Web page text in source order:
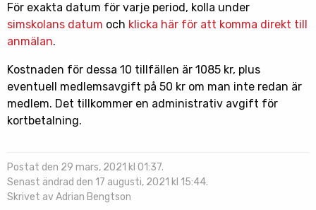
För exakta datum för varje period, kolla under
simskolans datum och klicka här för att komma direkt till
anmälan.
Kostnaden för dessa 10 tillfällen är 1085 kr, plus
eventuell medlemsavgift på 50 kr om man inte redan är
medlem. Det tillkommer en administrativ avgift för
kortbetalning.
Postat den 29 mars, 2021 kl 01:37.
Senast ändrad den 17 augusti, 2021 kl 15:44.
Skrivet av Adrian Bengtson